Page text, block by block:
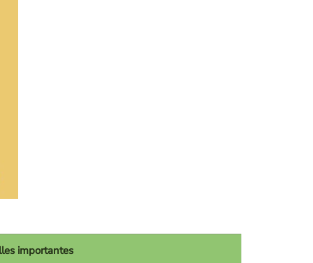
importantes